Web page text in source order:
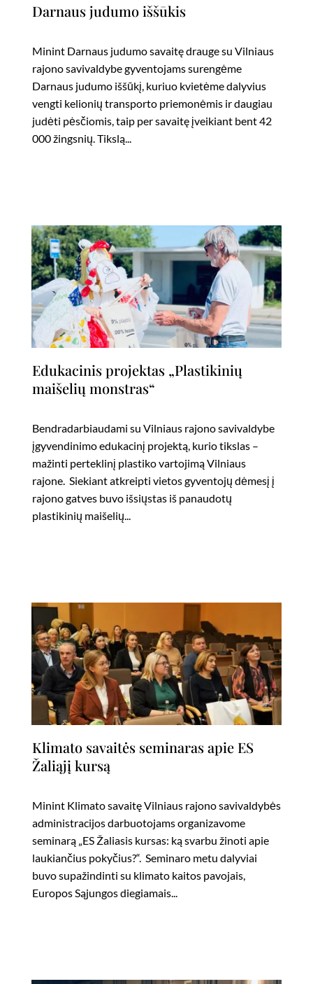
Darnaus judumo iššūkis
Minint Darnaus judumo savaitę drauge su Vilniaus
rajono savivaldybe gyventojams surengėme
Darnaus judumo iššūkį, kuriuo kvietėme dalyvius
vengti kelionių transporto priemonėmis ir daugiau
judėti pėsčiomis, taip per savaitę įveikiant bent 42
000 žingsnių. Tikslą...
Edukacinis projektas „Plastikinių
maišelių monstras“
Bendradarbiaudami su Vilniaus rajono savivaldybe
įgyvendinimo edukacinį projektą, kurio tikslas –
mažinti perteklinį plastiko vartojimą Vilniaus
rajone. Siekiant atkreipti vietos gyventojų dėmesį į
rajono gatves buvo išsiųstas iš panaudotų
plastikinių maišelių...
Klimato savaitės seminaras apie ES
Žaliąjį kursą
Minint Klimato savaitę Vilniaus rajono savivaldybės
administracijos darbuotojams organizavome
seminarą „ES Žaliasis kursas: ką svarbu žinoti apie
laukiančius pokyčius?“. Seminaro metu dalyviai
buvo supažindinti su klimato kaitos pavojais,
Europos Sąjungos diegiamais...